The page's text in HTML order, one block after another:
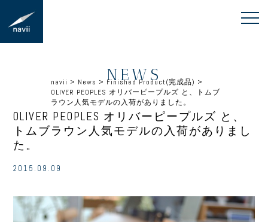
navii > News > Finished Product(完成品) >
OLIVER PEOPLES オリバーピープルズ と、トムブ
ラウン人気モデルの入荷がありました。
NEWS
OLIVER PEOPLES オリバーピープルズ と、
トムブラウン人気モデルの入荷がありまし
た。
2015.09.09